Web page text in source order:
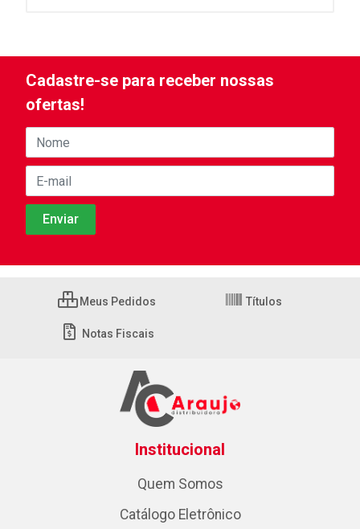
Cadastre-se para receber nossas
ofertas!
Meus Pedidos Títulos
Notas Fiscais
Institucional
Quem Somos
Catálogo Eletrônico